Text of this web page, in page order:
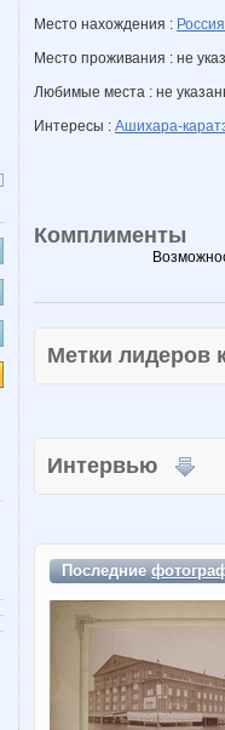
Место нахождения : Россия
Место проживания : не
Любимые места : не
Интересы : Ашихара-
Комплименты
Метки
Интервью
Последние